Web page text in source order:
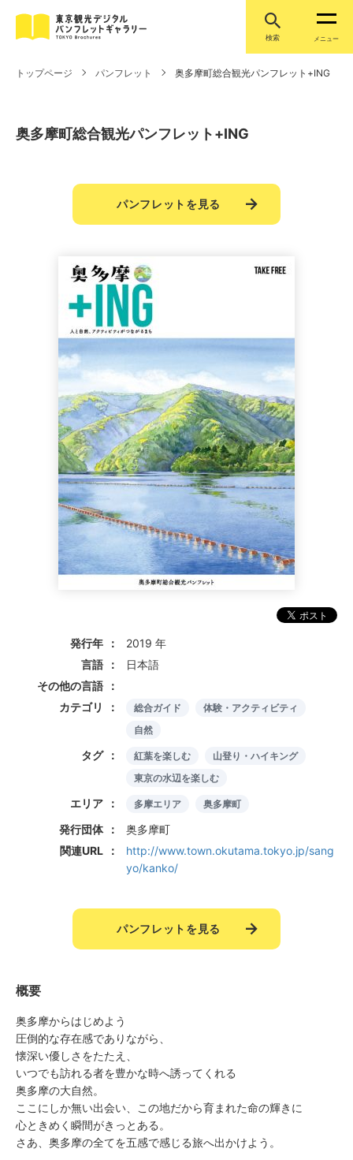
検索 メニュー
トップページ パンフレット 奥多摩町総合観光パンフレット+ING
奥多摩町総合観光パンフレット+ING
パンフレットを見る
発行年
2019 年
言語
日本語
その他の言語
カテゴリ
総合ガイド
体験・アクティビティ
自然
タグ 紅葉を楽しむ
山登り・ハイキング
東京の水辺を楽しむ
エリア 多摩エリア 奥多摩町
発行団体
奥多摩町
関連URL
http://www.town.okutama.tokyo.jp/sang
yo/kanko/
パンフレットを見る
概要
奥多摩からはじめよう
圧倒的な存在感でありながら、
懐深い優しさをたたえ、
いつでも訪れる者を豊かな時へ誘ってくれる
奥多摩の大自然。
ここにしか無い出会い、この地だから育まれた命の輝きに
心ときめく瞬間がきっとある。
さあ、奥多摩の全てを五感で感じる旅へ出かけよう。